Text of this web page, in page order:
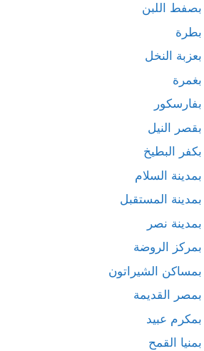
اللبن
بطرة
النخل
النيل
البطيخ
السلام
المستقبل
نصر
الروضة
الشيراتون
القديمة
عبيد
القمح